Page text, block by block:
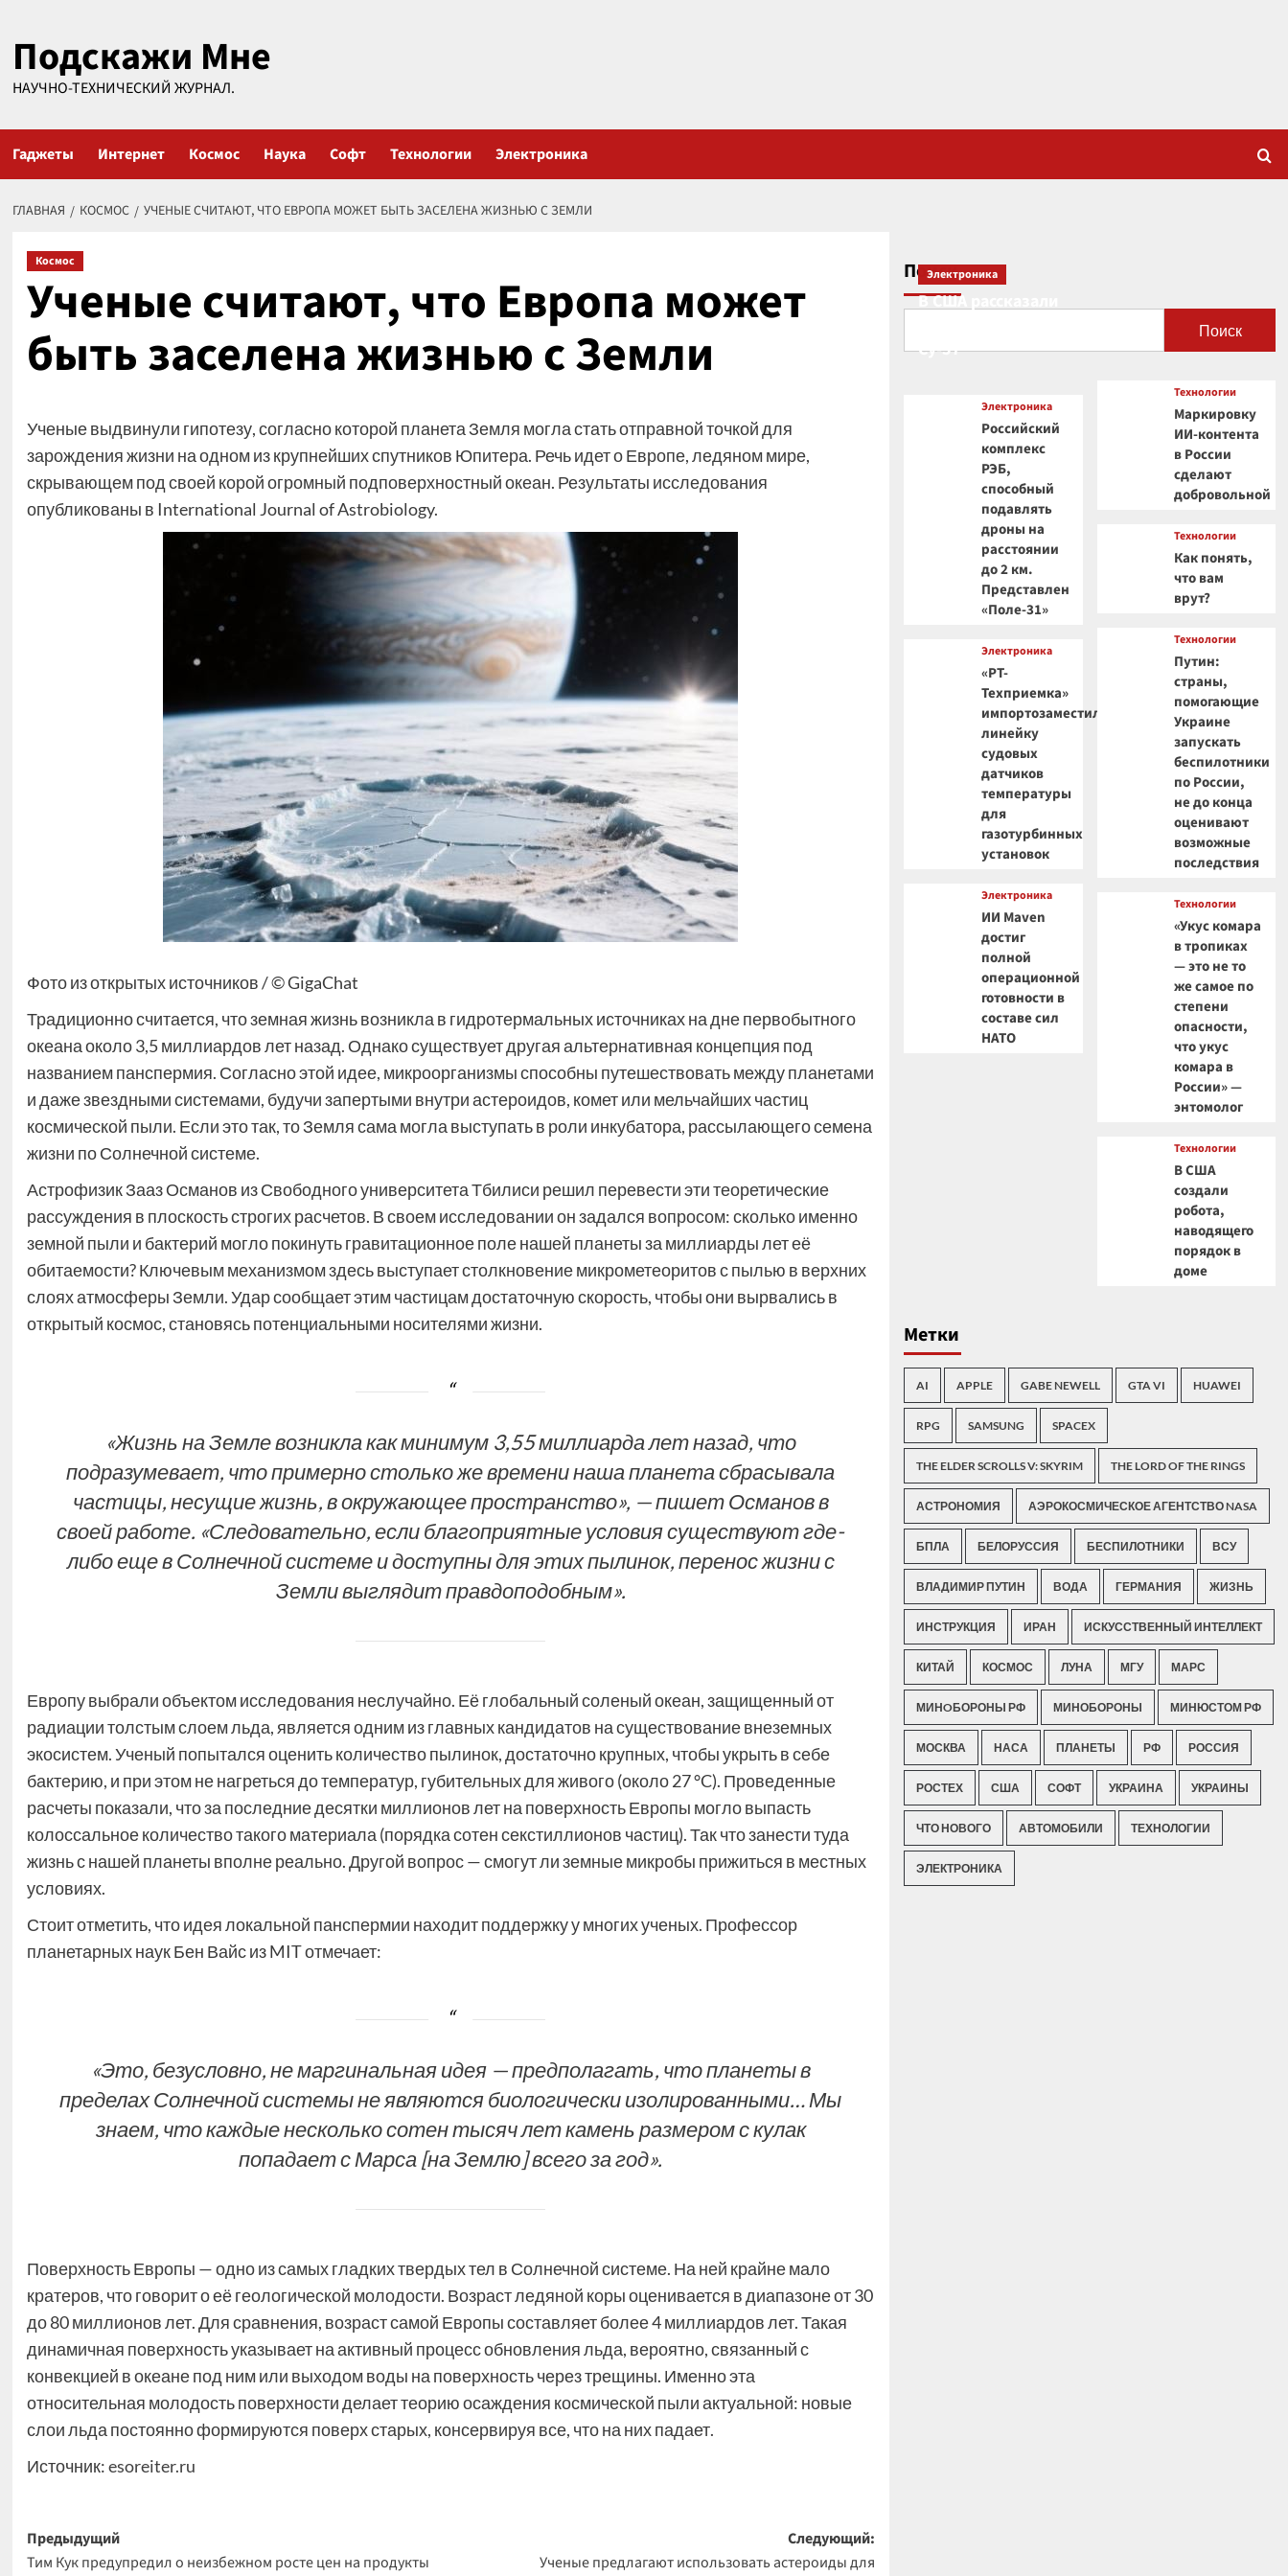
содержимому
Подскажи Мне
НАУЧНО-ТЕХНИЧЕСКИЙ ЖУРНАЛ.
Гаджеты Интернет Космос Наука Софт Технологии Электроника
ГЛАВНАЯ КОСМОС УЧЕНЫЕ СЧИТАЮТ, ЧТО ЕВРОПА МОЖЕТ БЫТЬ ЗАСЕЛЕНА ЖИЗНЬЮ С ЗЕМЛИ
Космос
Ученые считают, что Европа может
быть заселена жизнью с Земли
Ученые выдвинули гипотезу, согласно которой планета Земля могла стать отправной точкой для
зарождения жизни на одном из крупнейших спутников Юпитера. Речь идет о Европе, ледяном мире,
скрывающем под своей корой огромный подповерхностный океан. Результаты исследования
опубликованы в International Journal of Astrobiology.
Фото из открытых источников / © GigaChat
Традиционно считается, что земная жизнь возникла в гидротермальных источниках на дне первобытного
океана около 3,5 миллиардов лет назад. Однако существует другая альтернативная концепция под
названием панспермия. Согласно этой идее, микроорганизмы способны путешествовать между планетами
и даже звездными системами, будучи запертыми внутри астероидов, комет или мельчайших частиц
космической пыли. Если это так, то Земля сама могла выступать в роли инкубатора, рассылающего семена
жизни по Солнечной системе.
Астрофизик Зааз Османов из Свободного университета Тбилиси решил перевести эти теоретические
рассуждения в плоскость строгих расчетов. В своем исследовании он задался вопросом: сколько именно
земной пыли и бактерий могло покинуть гравитационное поле нашей планеты за миллиарды лет её
обитаемости? Ключевым механизмом здесь выступает столкновение микрометеоритов с пылью в верхних
слоях атмосферы Земли. Удар сообщает этим частицам достаточную скорость, чтобы они вырвались в
открытый космос, становясь потенциальными носителями жизни.
«Жизнь на Земле возникла как минимум 3,55 миллиарда лет назад, что
подразумевает, что примерно столько же времени наша планета сбрасывала
частицы, несущие жизнь, в окружающее пространство», — пишет Османов в
своей работе. «Следовательно, если благоприятные условия существуют где-
либо еще в Солнечной системе и доступны для этих пылинок, перенос жизни с
Земли выглядит правдоподобным».
Европу выбрали объектом исследования неслучайно. Её глобальный соленый океан, защищенный от
радиации толстым слоем льда, является одним из главных кандидатов на существование внеземных
экосистем. Ученый попытался оценить количество пылинок, достаточно крупных, чтобы укрыть в себе
бактерию, и при этом не нагреться до температур, губительных для живого (около 27 °C). Проведенные
расчеты показали, что за последние десятки миллионов лет на поверхность Европы могло выпасть
колоссальное количество такого материала (порядка сотен секстиллионов частиц). Так что занести туда
жизнь с нашей планеты вполне реально. Другой вопрос — смогут ли земные микробы прижиться в местных
условиях.
Стоит отметить, что идея локальной панспермии находит поддержку у многих ученых. Профессор
планетарных наук Бен Вайс из MIT отмечает:
«Это, безусловно, не маргинальная идея — предполагать, что планеты в
пределах Солнечной системы не являются биологически изолированными… Мы
знаем, что каждые несколько сотен тысяч лет камень размером с кулак
попадает с Марса [на Землю] всего за год».
Поверхность Европы — одно из самых гладких твердых тел в Солнечной системе. На ней крайне мало
кратеров, что говорит о её геологической молодости. Возраст ледяной коры оценивается в диапазоне от 30
до 80 миллионов лет. Для сравнения, возраст самой Европы составляет более 4 миллиардов лет. Такая
динамичная поверхность указывает на активный процесс обновления льда, вероятно, связанный с
конвекцией в океане под ним или выходом воды на поверхность через трещины. Именно эта
относительная молодость поверхности делает теорию осаждения космической пыли актуальной: новые
слои льда постоянно формируются поверх старых, консервируя все, что на них падает.
Источник:esoreiter.ru
Навигация
Предыдущий
Тим Кук предупредил о неизбежном росте цен на продукты
Следующий:
Ученые предлагают использовать астероиды для
Поиск
Поиск
Электроника
В США рассказали
Су-57
Электроника
Российский
комплекс
РЭБ,
способный
подавлять
дроны на
расстоянии
до 2 км.
Представлен
«Поле-31»
Электроника
«РТ-
Техприемка»
импортозаместила
линейку
судовых
датчиков
температуры
для
газотурбинных
установок
Электроника
ИИ Maven
достиг
полной
операционной
готовности в
составе сил
НАТО
Технологии
Маркировку
ИИ-контента
в России
сделают
добровольной
Технологии
Как понять,
что вам
врут?
Технологии
Путин:
страны,
помогающие
Украине
запускать
беспилотники
по России,
не до конца
оценивают
возможные
последствия
Технологии
«Укус комара
в тропиках
— это не то
же самое по
степени
опасности,
что укус
комара в
России» —
энтомолог
Технологии
В США
создали
робота,
наводящего
порядок в
доме
Метки
AI APPLE GABE NEWELL GTA VI HUAWEI
RPG SAMSUNG SPACEX
THE ELDER SCROLLS V: SKYRIM THE LORD OF THE RINGS
АСТРОНОМИЯ АЭРОКОСМИЧЕСКОЕ АГЕНТСТВО NASA
БПЛА БЕЛОРУССИЯ БЕСПИЛОТНИКИ ВСУ
ВЛАДИМИР ПУТИН ВОДА ГЕРМАНИЯ ЖИЗНЬ
ИНСТРУКЦИЯ ИРАН ИСКУССТВЕННЫЙ ИНТЕЛЛЕКТ
КИТАЙ КОСМОС ЛУНА МГУ МАРС
МИНOБОРОНЫ РФ МИНОБОРОНЫ МИНЮСТОМ РФ
МОСКВА НАСА ПЛАНЕТЫ РФ РОССИЯ
РОСТЕХ США СОФТ УКРАИНА УКРАИНЫ
ЧТО НОВОГО АВТОМОБИЛИ ТЕХНОЛОГИИ
ЭЛЕКТРОНИКА